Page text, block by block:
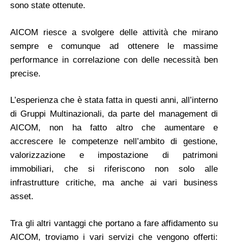
sono state ottenute.
AICOM riesce a svolgere delle attività che mirano
sempre e comunque ad ottenere le massime
performance in correlazione con delle necessità ben
precise.
L’esperienza che è stata fatta in questi anni, all’interno
di Gruppi Multinazionali, da parte del management di
AICOM, non ha fatto altro che aumentare e
accrescere le competenze nell’ambito di gestione,
valorizzazione e impostazione di patrimoni
immobiliari, che si riferiscono non solo alle
infrastrutture critiche, ma anche ai vari business
asset.
Tra gli altri vantaggi che portano a fare affidamento su
AICOM, troviamo i vari servizi che vengono offerti: